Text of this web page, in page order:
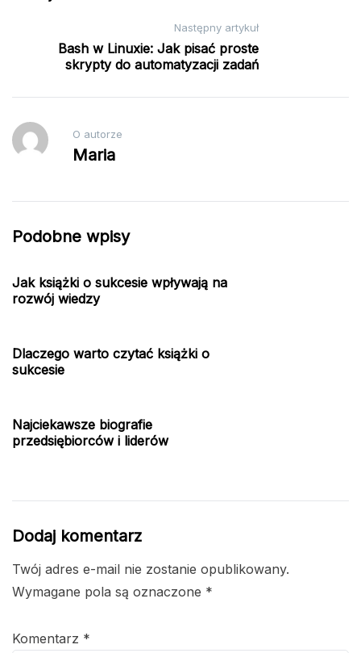
Następny artykuł
Bash w Linuxie: Jak pisać proste
skrypty do automatyzacji zadań
O autorze
Maria
Podobne wpisy
Jak książki o sukcesie wpływają na
rozwój wiedzy
Dlaczego warto czytać książki o
sukcesie
Najciekawsze biografie
przedsiębiorców i liderów
Dodaj komentarz
Twój adres e-mail nie zostanie opublikowany.
Wymagane pola są oznaczone *
Komentarz *